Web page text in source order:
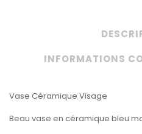
INFORMATIONS
Vase Céramique Visage
Beau vase en céramique bleu